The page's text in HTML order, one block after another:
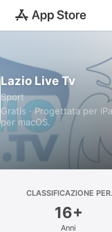
Lazio Live Tv
Sport
Gratis · Progettata per
per macOS.
CLASSIFICAZIONE PER
16+
Anni